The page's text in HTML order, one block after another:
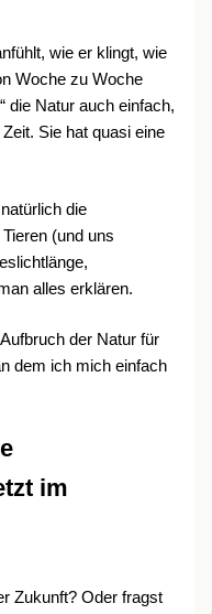
wie er klingt, wie
Woche zu Woche
die Natur auch einfach,
Sie hat quasi eine
die
(und uns
alles erklären.
der Natur für
dem ich mich einfach
im
Zukunft? Oder fragst